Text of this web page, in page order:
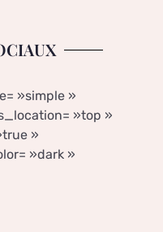
»simple »
»top »
»
»dark »